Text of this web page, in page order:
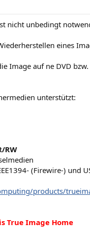
nicht unbedingt
eines
Image auf ne DVD
unterstützt:
RW
(Firewire-) und
products/
True Image Home